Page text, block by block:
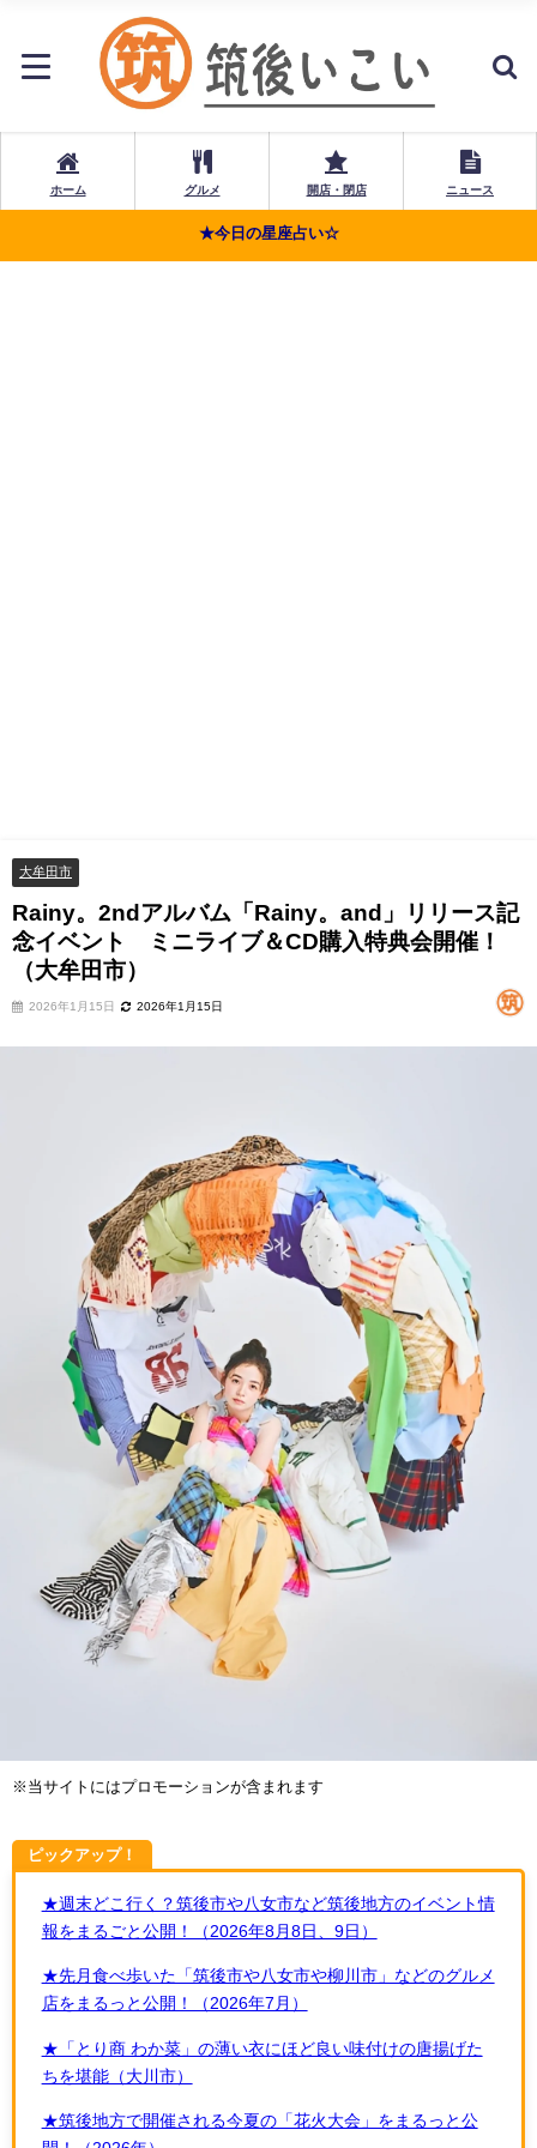
ホーム グルメ 開店・閉店 ニュース
★今日の星座占い☆
大牟田市
Rainy。2ndアルバム「Rainy。and」リリース記
念イベント ミニライブ＆CD購入特典会開催！
（大牟田市）
2026年1月15日 2026年1月15日
※当サイトにはプロモーションが含まれます
ピックアップ！
★週末どこ行く？筑後市や八女市など筑後地方のイベント情
報をまるごと公開！（2026年8月8日、9日）
★先月食べ歩いた「筑後市や八女市や柳川市」などのグルメ
店をまるっと公開！（2026年7月）
★「とり商 わか菜」の薄い衣にほど良い味付けの唐揚げた
ちを堪能（大川市）
★筑後地方で開催される今夏の「花火大会」をまるっと公